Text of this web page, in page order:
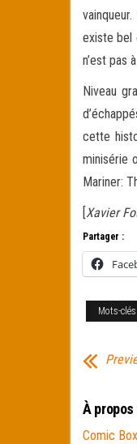
existe bel
n’est pas
Niveau
cette
minisérie
Mariner:
[Xavier
Partager :
Mots-clés
À propos
Comic Box